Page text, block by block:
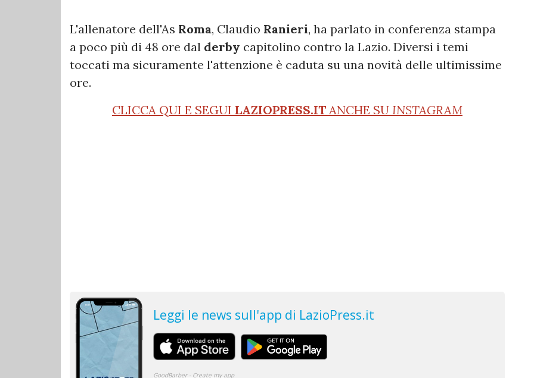
L'allenatore dell'As Roma, Claudio Ranieri, ha parlato in conferenza stampa
a poco più di 48 ore dal derby capitolino contro la Lazio. Diversi i temi
toccati ma sicuramente l'attenzione è caduta su una novità delle ultimissime
ore.
CLICCA QUI E SEGUI LAZIOPRESS.IT ANCHE SU INSTAGRAM